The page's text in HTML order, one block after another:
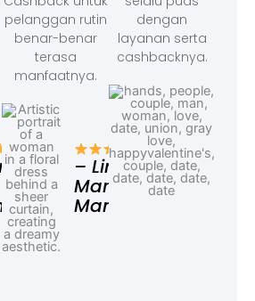
pelanggan rutin
benar-benar
terasa
manfaatnya.
– Linda,
Marketing
Manager
dengan
layanan serta
cashbacknya.